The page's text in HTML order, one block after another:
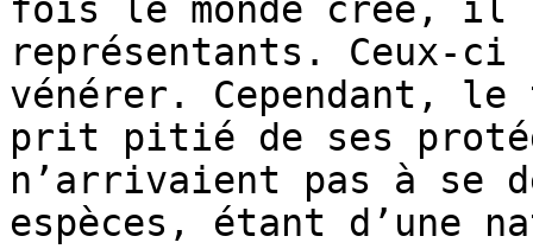
fois le monde créé, il
représentants. Ceux-ci
vénérer. Cependant, le
prit pitié de ses
n’arrivaient pas à se
espèces, étant